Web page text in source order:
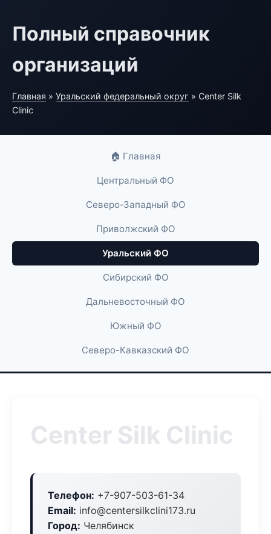
Полный справочник
организаций
Главная » Уральский федеральный округ » Center Silk
Clinic
🏠 Главная
Центральный ФО
Северо-Западный ФО
Приволжский ФО
Уральский ФО
Сибирский ФО
Дальневосточный ФО
Южный ФО
Северо-Кавказский ФО
Center Silk Clinic
Телефон: +7-907-503-61-34
Email: info@centersilkclini173.ru
Город: Челябинск